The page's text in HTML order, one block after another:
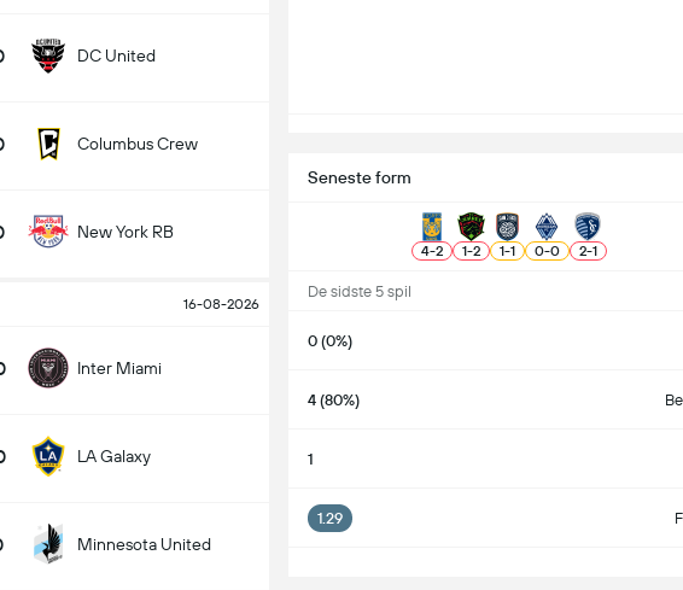
DC United
Columbus Crew
New York RB
16-08-2026
Inter Miami
LA Galaxy
Minnesota United
Seneste form
4-2 1-2 1-1 0-0 2-1
De sidste 5 spil
0 (0%)
4 (80%)
1
1.29